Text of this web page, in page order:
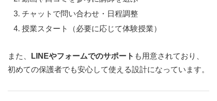
チャットで問い合わせ・日程調整
授業スタート（必要に応じて体験授業）
また、 LINEやフォームでのサポート も用意されており、
初めての保護者でも安心して使える設計になっています。